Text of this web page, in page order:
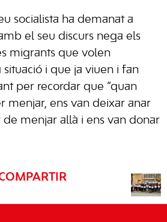
socialista ha demanat a
el seu discurs nega els
migrants que volen
situació i que ja viuen i fan
per recordar que “quan
menjar, ens van deixar anar
de menjar allà i ens van donar